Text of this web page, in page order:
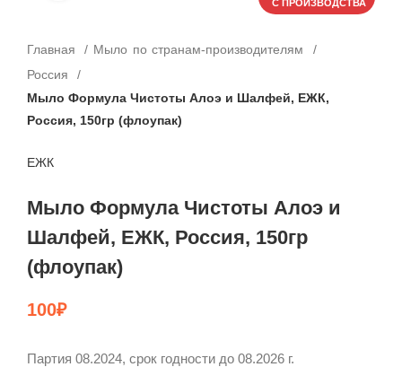
С ПРОИЗВОДСТВА
С ПРОИЗВОДСТВА
Главная
Мыло по странам-производителям
Россия
Мыло Формула Чистоты Алоэ и Шалфей, ЕЖК,
Россия, 150гр (флоупак)
ЕЖК
Мыло Формула Чистоты Алоэ и
Шалфей, ЕЖК, Россия, 150гр
(флоупак)
100₽
Партия 08.2024, срок годности до 08.2026 г.